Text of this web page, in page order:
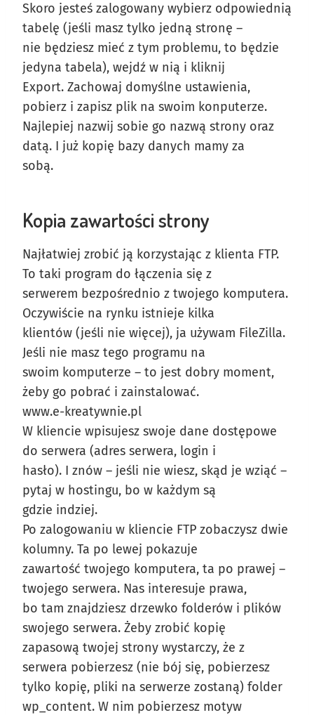
Skoro jesteś zalogowany wybierz odpowiednią
tabelę (jeśli masz tylko jedną stronę –
nie będziesz mieć z tym problemu, to będzie
jedyna tabela), wejdź w nią i kliknij
Export. Zachowaj domyślne ustawienia,
pobierz i zapisz plik na swoim konputerze.
Najlepiej nazwij sobie go nazwą strony oraz
datą. I już kopię bazy danych mamy za
sobą.
Kopia zawartości strony
Najłatwiej zrobić ją korzystając z klienta FTP.
To taki program do łączenia się z
serwerem bezpośrednio z twojego komputera.
Oczywiście na rynku istnieje kilka
klientów (jeśli nie więcej), ja używam FileZilla.
Jeśli nie masz tego programu na
swoim komputerze – to jest dobry moment,
żeby go pobrać i zainstalować.
www.e-kreatywnie.pl
W kliencie wpisujesz swoje dane dostępowe
do serwera (adres serwera, login i
hasło). I znów – jeśli nie wiesz, skąd je wziąć –
pytaj w hostingu, bo w każdym są
gdzie indziej.
Po zalogowaniu w kliencie FTP zobaczysz dwie
kolumny. Ta po lewej pokazuje
zawartość twojego komputera, ta po prawej –
twojego serwera. Nas interesuje prawa,
bo tam znajdziesz drzewko folderów i plików
swojego serwera. Żeby zrobić kopię
zapasową twojej strony wystarczy, że z
serwera pobierzesz (nie bój się, pobierzesz
tylko kopię, pliki na serwerze zostaną) folder
wp_content. W nim pobierzesz motyw